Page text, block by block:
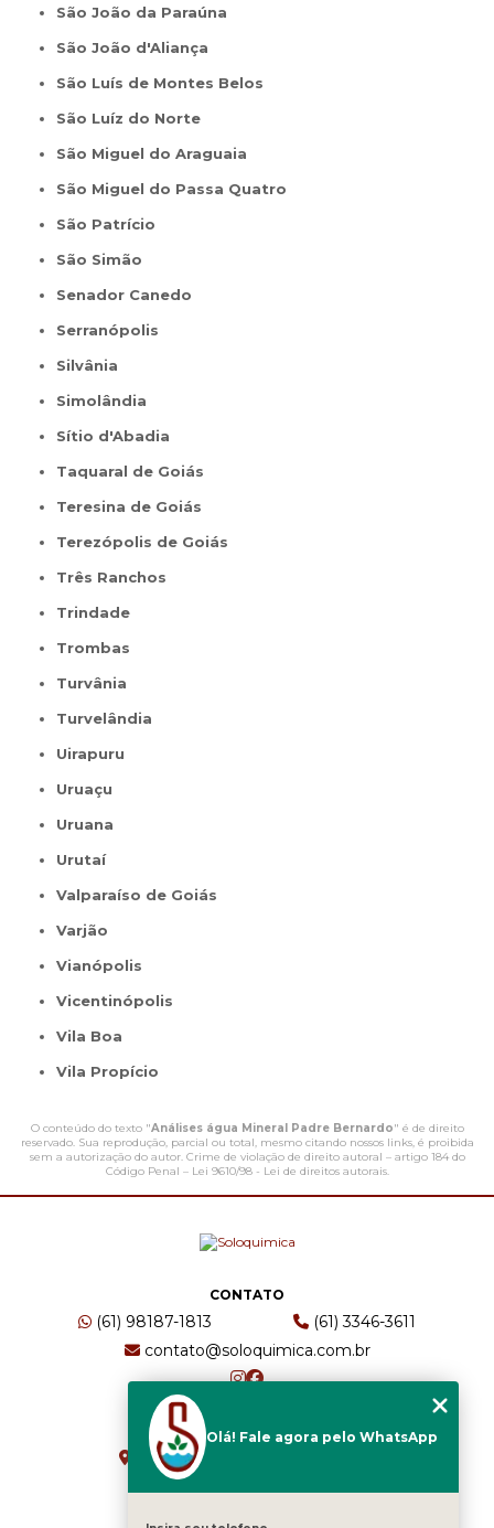
São João da Paraúna
São João d'Aliança
São Luís de Montes Belos
São Luíz do Norte
São Miguel do Araguaia
São Miguel do Passa Quatro
São Patrício
São Simão
Senador Canedo
Serranópolis
Silvânia
Simolândia
Sítio d'Abadia
Taquaral de Goiás
Teresina de Goiás
Terezópolis de Goiás
Três Ranchos
Trindade
Trombas
Turvânia
Turvelândia
Uirapuru
Uruaçu
Uruana
Urutaí
Valparaíso de Goiás
Varjão
Vianópolis
Vicentinópolis
Vila Boa
Vila Propício
O conteúdo do texto "Análises água Mineral Padre Bernardo" é de direito
reservado. Sua reprodução, parcial ou total, mesmo citando nossos links, é proibida
sem a autorização do autor. Crime de violação de direito autoral – artigo 184 do
Código Penal – Lei 9610/98 - Lei de direitos autorais.
CONTATO
(61) 98187-1813
(61) 3346-3611
contato@soloquimica.com.br
ENDEREÇO
CRS 511 Sul, Bl B, Sl 49 - Asa Sul
Brasília - DF - CEP: 70361-520
Olá! Fale agora pelo WhatsApp